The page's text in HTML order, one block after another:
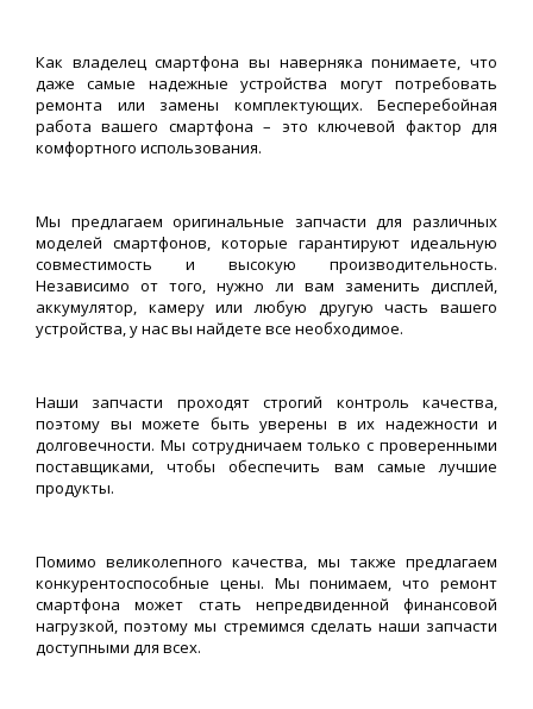
Как владелец смартфона вы наверняка понимаете, что
даже самые надежные устройства могут потребовать
ремонта или замены комплектующих. Бесперебойная
работа вашего смартфона – это ключевой фактор для
комфортного использования.
Мы предлагаем оригинальные запчасти для различных
моделей смартфонов, которые гарантируют идеальную
совместимость и высокую производительность.
Независимо от того, нужно ли вам заменить дисплей,
аккумулятор, камеру или любую другую часть вашего
устройства, у нас вы найдете все необходимое.
Наши запчасти проходят строгий контроль качества,
поэтому вы можете быть уверены в их надежности и
долговечности. Мы сотрудничаем только с проверенными
поставщиками, чтобы обеспечить вам самые лучшие
продукты.
Помимо великолепного качества, мы также предлагаем
конкурентоспособные цены. Мы понимаем, что ремонт
смартфона может стать непредвиденной финансовой
нагрузкой, поэтому мы стремимся сделать наши запчасти
доступными для всех.